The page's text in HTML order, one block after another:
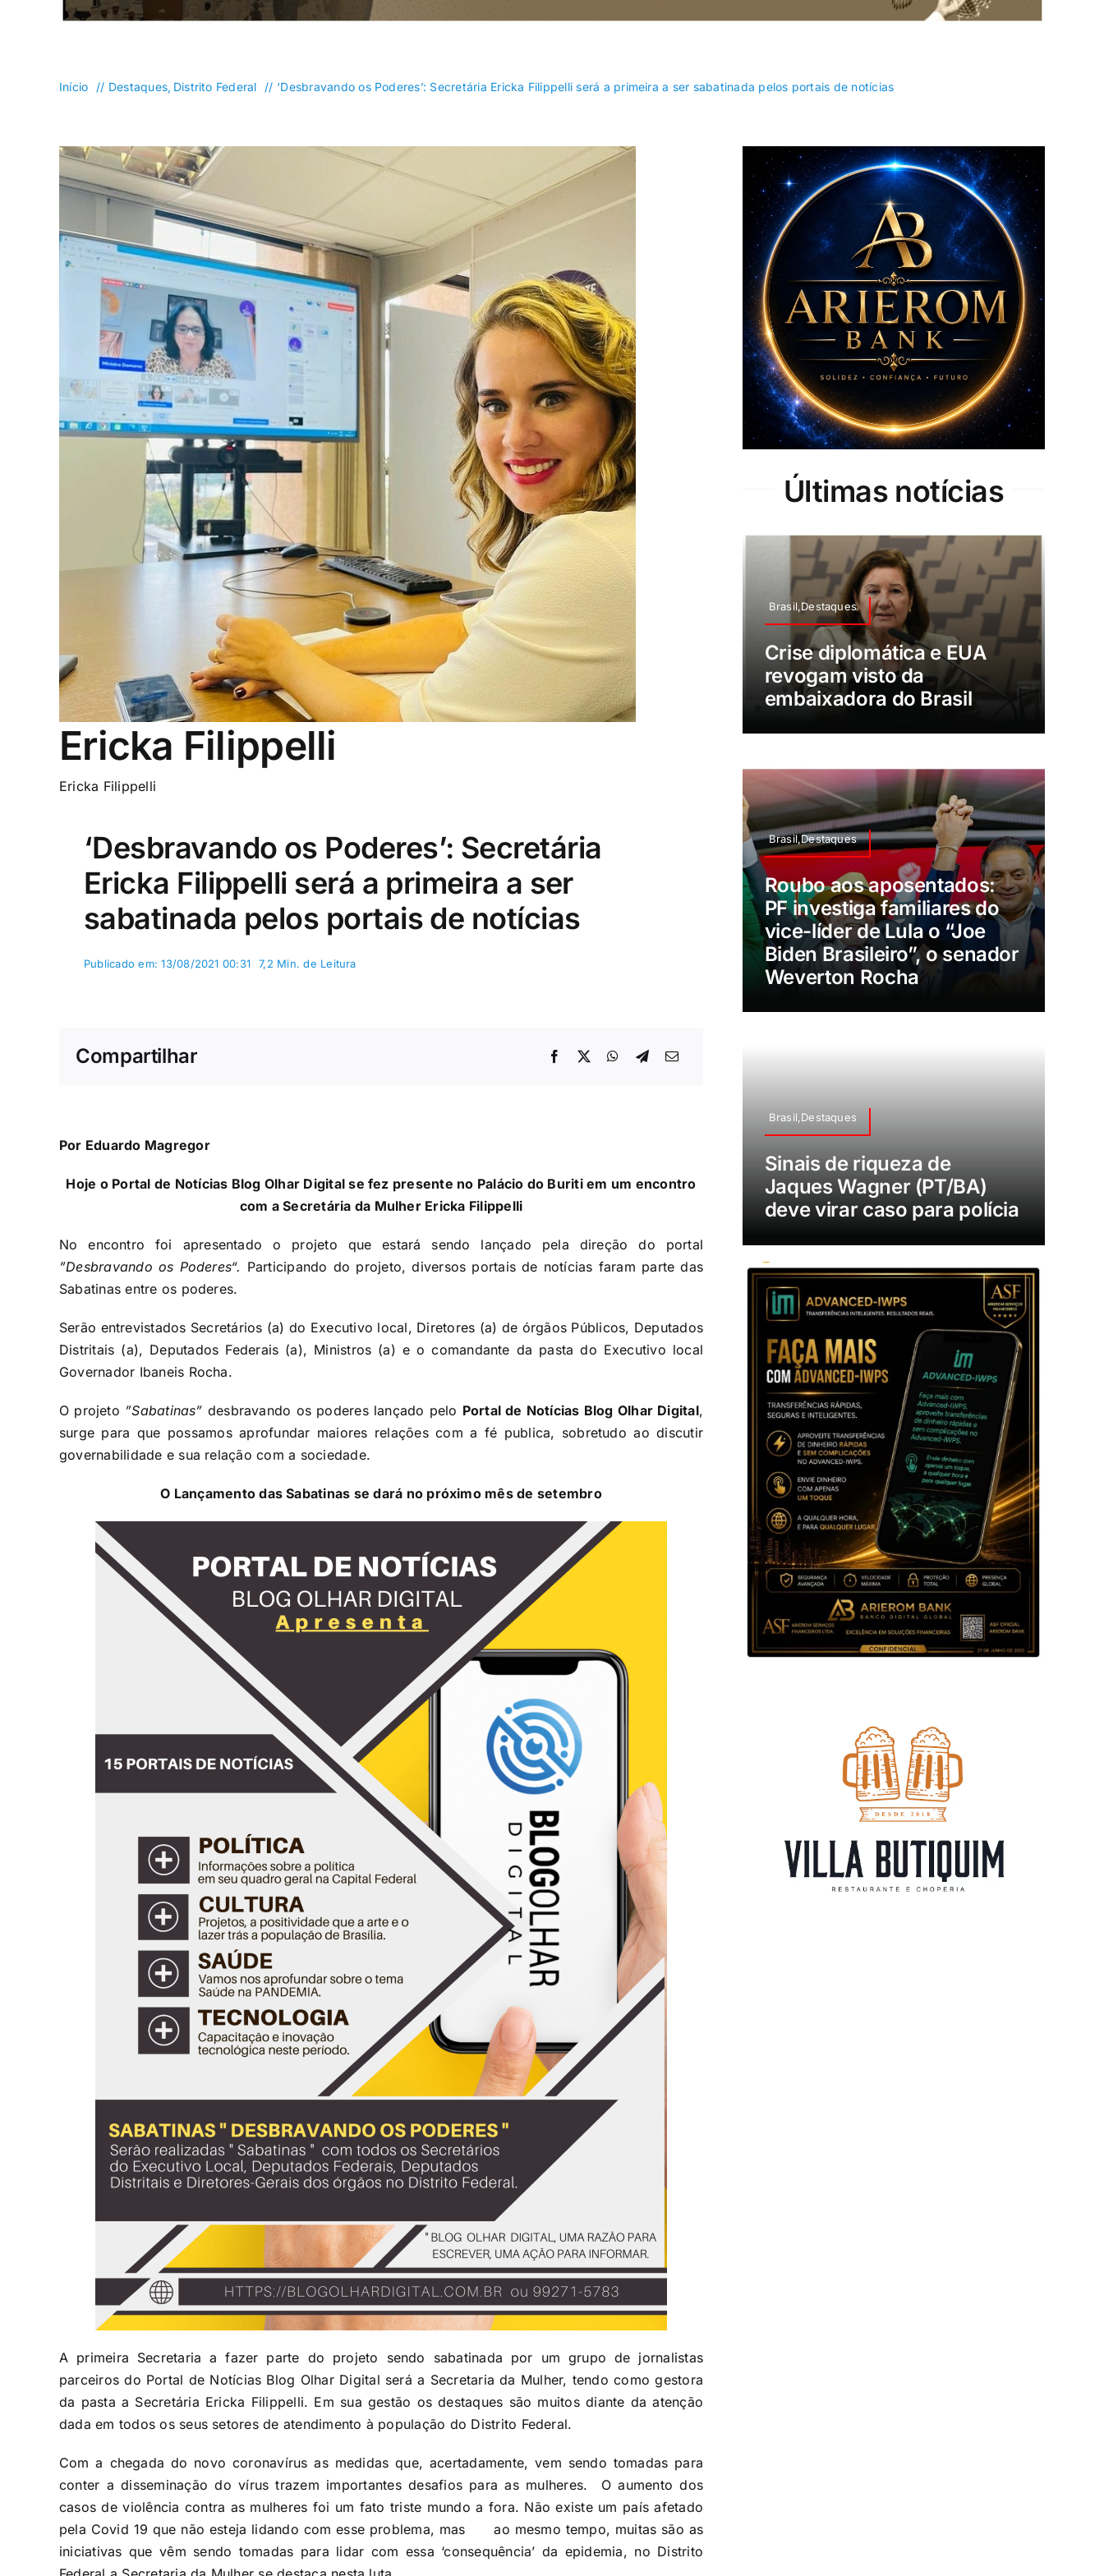
Santa Maria São Sebastião SIA Sobradinho Sobradinho II
Sudoeste/Octogonal Taguatinga Varjão
Início Destaques Distrito Federal ‘Desbravando os Poderes’: Secretária Ericka Filippelli será a primeira a ser sabatinada pelos portais de notícias
Ericka Filippelli
Ericka Filippelli
‘Desbravando os Poderes’: Secretária
Ericka Filippelli será a primeira a ser
sabatinada pelos portais de notícias
Publicado em: 13/08/2021 00:31 7,2 Min. de Leitura
Compartilhar
Por Eduardo Magregor
Hoje o Portal de Notícias Blog Olhar Digital se fez presente no Palácio do Buriti em um encontro
com a Secretária da Mulher Ericka Filippelli
No encontro foi apresentado o projeto que estará sendo lançado pela direção do portal
”Desbravando os Poderes“. Participando do projeto, diversos portais de notícias faram parte das
Sabatinas entre os poderes.
Serão entrevistados Secretários (a) do Executivo local, Diretores (a) de órgãos Públicos, Deputados
Distritais (a), Deputados Federais (a), Ministros (a) e o comandante da pasta do Executivo local
Governador Ibaneis Rocha.
O projeto ”Sabatinas” desbravando os poderes lançado pelo Portal de Notícias Blog Olhar Digital,
surge para que possamos aprofundar maiores relações com a fé publica, sobretudo ao discutir
governabilidade e sua relação com a sociedade.
O Lançamento das Sabatinas se dará no próximo mês de setembro
A primeira Secretaria a fazer parte do projeto sendo sabatinada por um grupo de jornalistas
parceiros do Portal de Notícias Blog Olhar Digital será a Secretaria da Mulher, tendo como gestora
da pasta a Secretária Ericka Filippelli. Em sua gestão os destaques são muitos diante da atenção
dada em todos os seus setores de atendimento à população do Distrito Federal.
Com a chegada do novo coronavírus as medidas que, acertadamente, vem sendo tomadas para
conter a disseminação do vírus trazem importantes desafios para as mulheres. O aumento dos
casos de violência contra as mulheres foi um fato triste mundo a fora. Não existe um país afetado
pela Covid 19 que não esteja lidando com esse problema, mas ao mesmo tempo, muitas são as
iniciativas que vêm sendo tomadas para lidar com essa ‘consequência’ da epidemia, no Distrito
Últimas notícias
Brasil,Destaques
Crise diplomática e EUA
revogam visto da
embaixadora do Brasil
Brasil,Destaques
Roubo aos aposentados:
PF investiga familiares do
vice-líder de Lula o “Joe
Biden Brasileiro”, o senador
Weverton Rocha
Brasil,Destaques
Sinais de riqueza de
Jaques Wagner (PT/BA)
deve virar caso para polícia